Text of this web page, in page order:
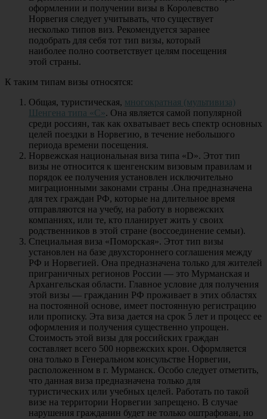
оформлении и получении визы в Королевство
Норвегия следует учитывать, что существует
несколько типов виз. Рекомендуется заранее
подобрать для себя тот тип визы, который
наиболее полно соответствует целям посещения
этой страны.
К таким типам визы относятся:
Общая, туристическая, многократная (мультивиза)
Шенгена типа «С». Она является самой популярной
среди россиян, так как охватывает весь спектр основных
целей поездки в Норвегию, в течение небольшого
периода времени посещения.
Норвежская национальная виза типа «D». Этот тип
визы не относится к шенгенским визовым правилам и
порядок ее получения установлен исключительно
миграционными законами страны .Она предназначена
для тех граждан РФ, которые на длительное время
отправляются на учебу, на работу в норвежских
компаниях, или те, кто планирует жить у своих
родственников в этой стране (воссоединение семьи).
Специальная виза «Поморская». Этот тип визы
установлен на базе двухстороннего соглашения между
РФ и Норвегией. Она предназначена только для жителей
приграничных регионов России — это Мурманская и
Архангельская области. Главное условие для получения
этой визы — гражданин РФ проживает в этих областях
на постоянной основе, имеет постоянную регистрацию
или прописку. Эта виза дается на срок 5 лет и процесс ее
оформления и получения существенно упрощен.
Стоимость этой визы для российских граждан
составляет всего 500 норвежских крон. Оформляется
она только в Генеральном консульстве Норвегии,
расположенном в г. Мурманск. Особо следует отметить,
что данная виза предназначена только для
туристических или учебных целей. Работать по такой
визе на территории Норвегии запрещено. В случае
нарушения гражданин будет не только оштрафован, но